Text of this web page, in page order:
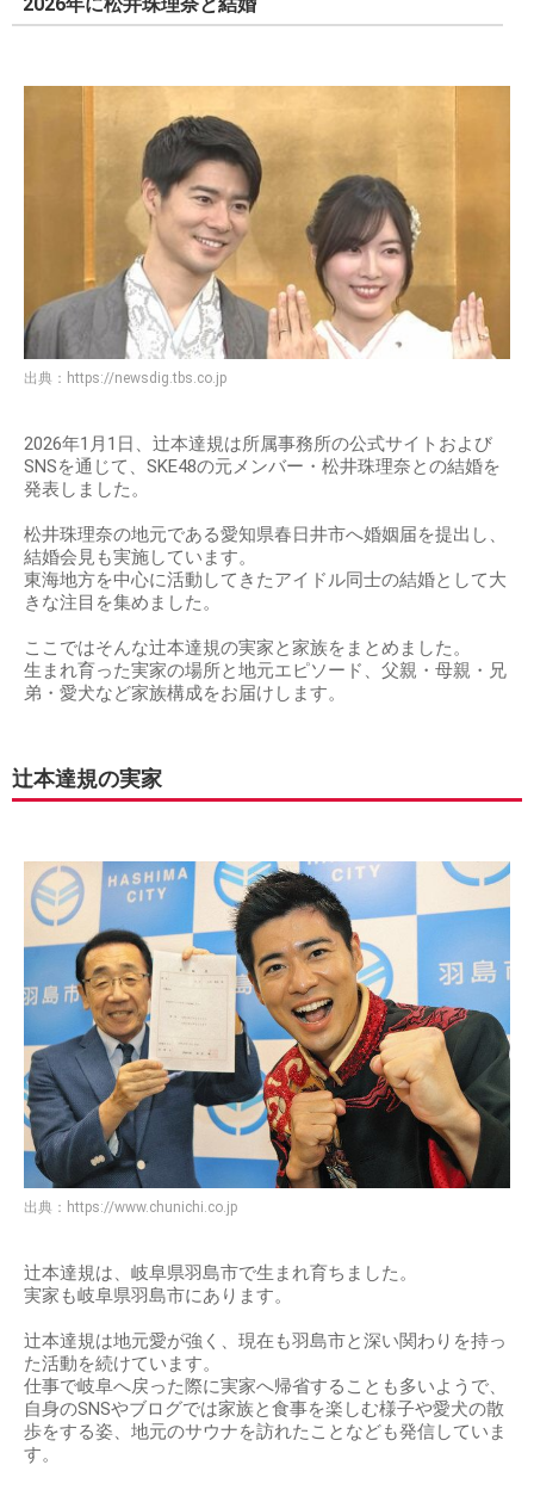
出典： https://newsdig.tbs.co.jp
2026年1月1日、辻本達規は所属事務所の公式サイトおよび
SNSを通じて、SKE48の元メンバー・松井珠理奈との結婚を
発表しました。
松井珠理奈の地元である愛知県春日井市へ婚姻届を提出し、
結婚会見も実施しています。
東海地方を中心に活動してきたアイドル同士の結婚として大
きな注目を集めました。
ここではそんな辻本達規の実家と家族をまとめました。
生まれ育った実家の場所と地元エピソード、父親・母親・兄
弟・愛犬など家族構成をお届けします。
辻本達規の実家
出典： https://www.chunichi.co.jp
辻本達規は、岐阜県羽島市で生まれ育ちました。
実家も岐阜県羽島市にあります。
辻本達規は地元愛が強く、現在も羽島市と深い関わりを持っ
た活動を続けています。
仕事で岐阜へ戻った際に実家へ帰省することも多いようで、
自身のSNSやブログでは家族と食事を楽しむ様子や愛犬の散
歩をする姿、地元のサウナを訪れたことなども発信していま
す。